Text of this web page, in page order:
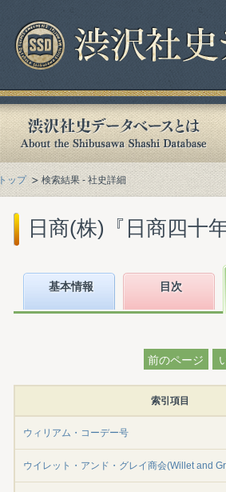
トップ 検索結果 - 社史詳細
日商(株)『日商四十
基本情報 目次
前のページ
索引項目
ウィリアム・コーデー号
ウイレット・アンド・グレイ商会(Willet and